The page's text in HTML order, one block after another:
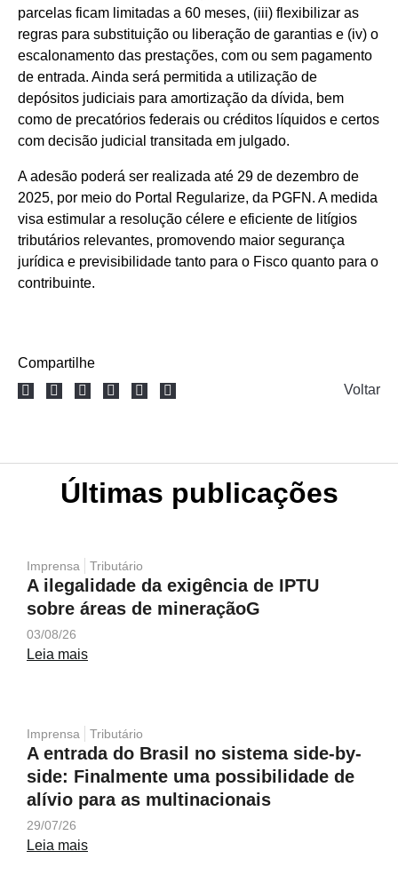
parcelas ficam limitadas a 60 meses, (iii) flexibilizar as
regras para substituição ou liberação de garantias e (iv) o
escalonamento das prestações, com ou sem pagamento
de entrada. Ainda será permitida a utilização de
depósitos judiciais para amortização da dívida, bem
como de precatórios federais ou créditos líquidos e certos
com decisão judicial transitada em julgado.
A adesão poderá ser realizada até 29 de dezembro de
2025, por meio do Portal Regularize, da PGFN. A medida
visa estimular a resolução célere e eficiente de litígios
tributários relevantes, promovendo maior segurança
jurídica e previsibilidade tanto para o Fisco quanto para o
contribuinte.
Compartilhe
Voltar
Últimas publicações
Imprensa Tributário
A ilegalidade da exigência de IPTU
sobre áreas de mineraçãoG
03/08/26
Leia mais
Imprensa Tributário
A entrada do Brasil no sistema side-by-
side: Finalmente uma possibilidade de
alívio para as multinacionais
29/07/26
Leia mais